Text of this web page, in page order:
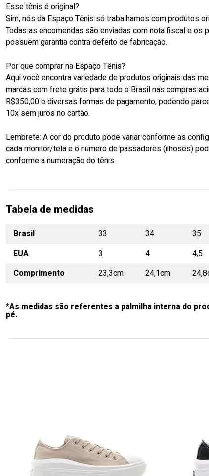
Esse tênis é original?
Sim, nós da Espaço Tênis só trabalhamos com produtos
Todas as encomendas são enviadas com nota fiscal e os
possuem garantia contra defeito de fabricação.
Por que comprar na Espaço Tênis?
Aqui você encontra variedade de produtos originais das
marcas com frete grátis para todo o Brasil nas compras
R$350,00 e diversas formas de pagamento, podendo
10x sem juros no cartão.
Lembrete: A cor do produto pode variar conforme as
cada monitor/tela e o número de passadores (ilhoses)
conforme a numeração do tênis.
Tabela de medidas
Brasil 33 34 35
EUA
3 4 4,5
Comprimento
23,3cm 24,1cm
*As medidas são referentes a palmilha interna do
pé.